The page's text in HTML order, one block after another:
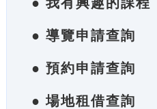
● 導覽申請查詢
● 預約申請查詢
● 場地租借查詢